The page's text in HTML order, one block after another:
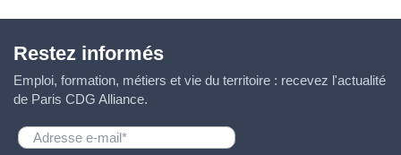
Restez informés
Emploi, formation, métiers et vie du territoire : recevez l'actualité
de Paris CDG Alliance.